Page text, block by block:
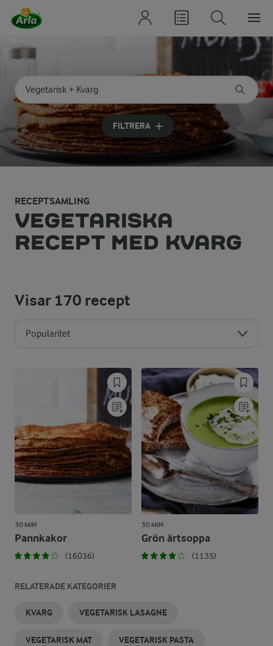
Sök på kategori eller ingrediens
Skriv in sökord för att få förslag
FILTRERA
RECEPTSAMLING
VEGETARISKA
RECEPT MED KVARG
Visar170 recept
Popularitet
30 MIN
Pannkakor
(16036)
30 MIN
Grön ärtsoppa
(1135)
RELATERADE KATEGORIER
KVARG VEGETARISK LASAGNE
VEGETARISK MAT VEGETARISK PASTA